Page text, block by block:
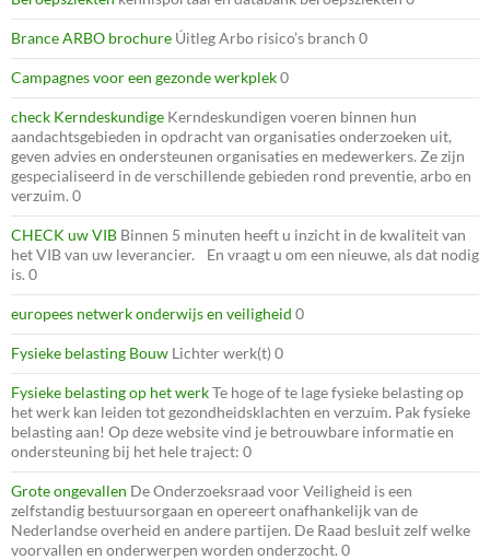
Brance ARBO brochure Úitleg Arbo risico’s branch 0
Campagnes voor een gezonde werkplek0
check Kerndeskundige Kerndeskundigen voeren binnen hun
aandachtsgebieden in opdracht van organisaties onderzoeken uit,
geven advies en ondersteunen organisaties en medewerkers. Ze zijn
gespecialiseerd in de verschillende gebieden rond preventie, arbo en
verzuim. 0
CHECK uw VIB Binnen 5 minuten heeft u inzicht in de kwaliteit van
het VIB van uw leverancier. En vraagt u om een nieuwe, als dat nodig
is. 0
europees netwerk onderwijs en veiligheid 0
Fysieke belasting Bouw Lichter werk(t) 0
Fysieke belasting op het werkTe hoge of te lage fysieke belasting op
het werk kan leiden tot gezondheidsklachten en verzuim. Pak fysieke
belasting aan! Op deze website vind je betrouwbare informatie en
ondersteuning bij het hele traject: 0
Grote ongevallen De Onderzoeksraad voor Veiligheid is een
zelfstandig bestuursorgaan en opereert onafhankelijk van de
Nederlandse overheid en andere partijen. De Raad besluit zelf welke
voorvallen en onderwerpen worden onderzocht. 0